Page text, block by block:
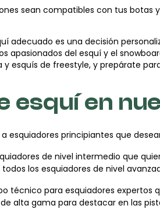
sean compatibles con tus
adecuado es una decisión
apasionados del esquí y el
esquís de freestyle, y prepárate
esquí en
esquiadores principiantes que
de nivel intermedio que
los esquiadores de nivel
técnico para esquiadores expertos
alta gama para destacar en las